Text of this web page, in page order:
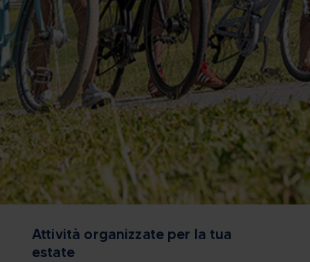
Attività organizzate per la tua
estate